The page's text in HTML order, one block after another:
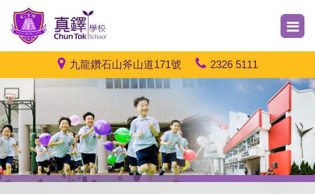
九龍鑽石山斧山道171號 2326 5111